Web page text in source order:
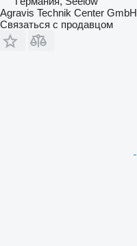
Agravis Technik Center GmbH
Связаться с продавцом